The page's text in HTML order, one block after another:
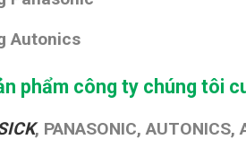
Autonics
phẩm công ty chúng tôi
, PANASONIC, AUTONICS,